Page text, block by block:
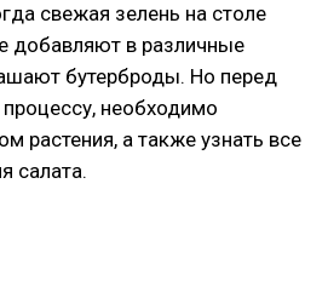
свежая зелень на столе
добавляют в различные
бутерброды. Но перед
процессу, необходимо
растения, а также узнать все
салата.